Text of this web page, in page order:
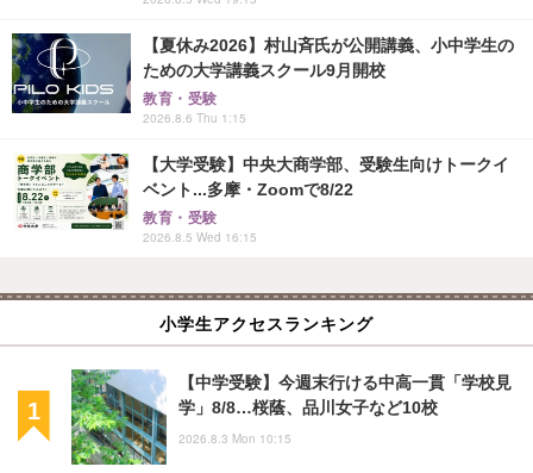
【夏休み2026】村山斉氏が公開講義、小中学生の
ための大学講義スクール9月開校
教育・受験
2026.8.6 Thu 1:15
【大学受験】中央大商学部、受験生向けトークイ
ベント...多摩・Zoomで8/22
教育・受験
2026.8.5 Wed 16:15
小学生アクセスランキング
【中学受験】今週末行ける中高一貫「学校見
学」8/8…桜蔭、品川女子など10校
2026.8.3 Mon 10:15